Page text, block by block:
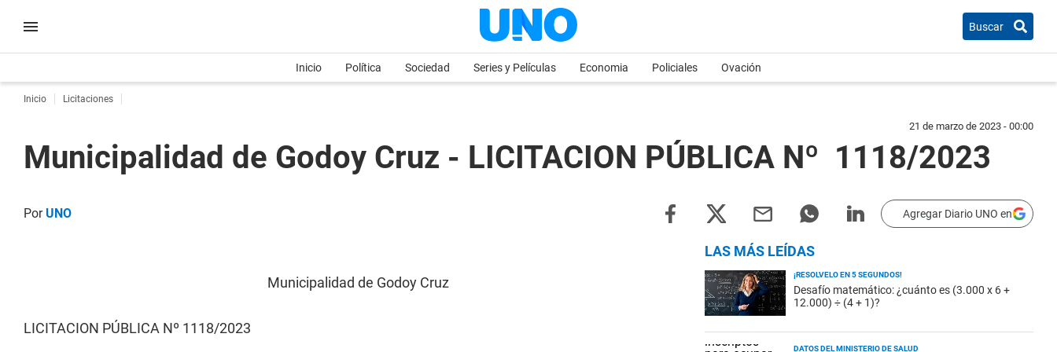
Buscar
Inicio Política Sociedad Series y Películas Economia Policiales Ovación
Inicio Licitaciones
21 de marzo de 2023 - 00:00
Municipalidad de Godoy Cruz - LICITACION PÚBLICA Nº 1118/2023
PorUNO Agregar Diario UNO en
Municipalidad de Godoy Cruz
LICITACION PÚBLICA Nº 1118/2023
LAS MÁS LEÍDAS
¡RESOLVELO EN 5 SEGUNDOS!
Desafío matemático: ¿cuánto es (3.000 x 6 +
12.000) ÷ (4 + 1)?
DATOS DEL MINISTERIO DE SALUD